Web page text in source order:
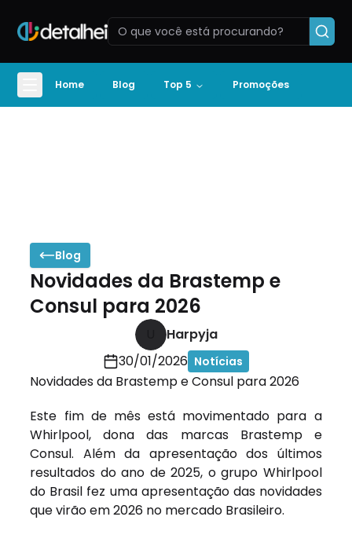
Home Blog Top 5 Promoções
Blog
Novidades da Brastemp e
Consul para 2026
Harpyja
30/01/2026 Notícias
Novidades da Brastemp e Consul para 2026
Este fim de mês está movimentado para a
Whirlpool, dona das marcas Brastemp e
Consul. Além da apresentação dos últimos
resultados do ano de 2025, o grupo Whirlpool
do Brasil fez uma apresentação das novidades
que virão em 2026 no mercado Brasileiro.